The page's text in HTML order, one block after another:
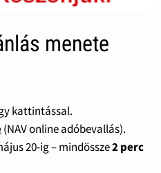
menete
kattintással.
(NAV online adóbevallás).
20-ig – mindössze2 perc